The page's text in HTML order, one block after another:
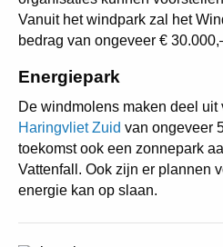
Vanuit het windpark zal het
bedrag van ongeveer €
Energiepark
De windmolens maken deel uit
Haringvliet Zuid van ongeveer
toekomst ook een zonnepark
Vattenfall. Ook zijn er plannen
energie kan op slaan.